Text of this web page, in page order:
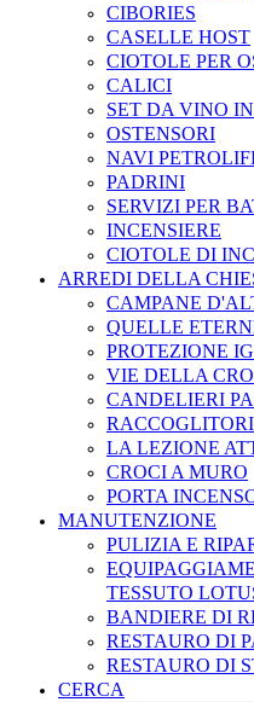
CIBORIES
CASELLE HOST
CIOTOLE PER
CALICI
SET DA VINO
OSTENSORI
NAVI
PADRINI
SERVIZI PER
INCENSIERE
CIOTOLE DI
ARREDI DELLA
CAMPANE
QUELLE
PROTEZIONE
VIE DELLA
CANDELIERI
LA LEZIONE
CROCI A MURO
PORTA
MANUTENZIONE
PULIZIA E
TESSUTO
BANDIERE DI
RESTAURO DI
RESTAURO DI
CERCA